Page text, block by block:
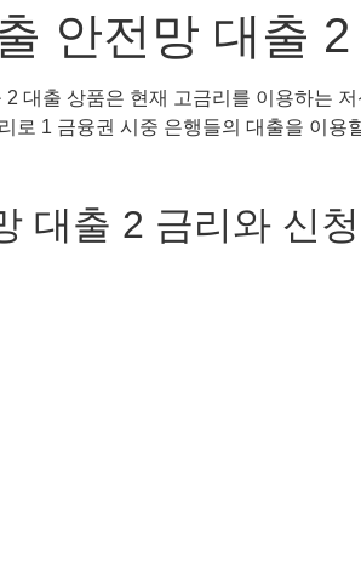
안전망 대출
대출 상품은 현재 고금리를 이용하는
1 금융권 시중 은행들의 대출을 이용
대출 2 금리와 신